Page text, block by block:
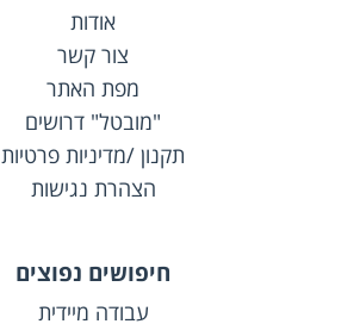
אודות
צור קשר
מפת האתר
"מובטל" דרושים
תקנון /מדיניות פרטיות
הצהרת נגישות
חיפושים נפוצים
עבודה מיידית